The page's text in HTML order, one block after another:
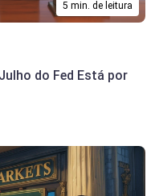
5 min. de leitura
do Fed Está por